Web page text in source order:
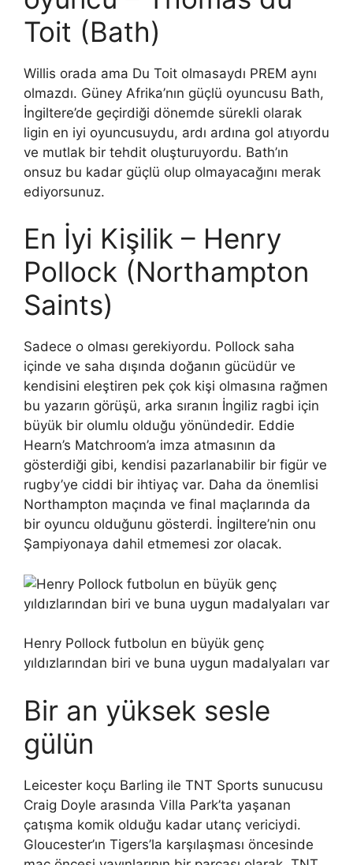
Toit (Bath)
Willis orada ama Du Toit olmasaydı PREM aynı
olmazdı. Güney Afrika’nın güçlü oyuncusu Bath,
İngiltere’de geçirdiği dönemde sürekli olarak
ligin en iyi oyuncusuydu, ardı ardına gol atıyordu
ve mutlak bir tehdit oluşturuyordu. Bath’ın
onsuz bu kadar güçlü olup olmayacağını merak
ediyorsunuz.
En İyi Kişilik – Henry
Pollock (Northampton
Saints)
Sadece o olması gerekiyordu. Pollock saha
içinde ve saha dışında doğanın gücüdür ve
kendisini eleştiren pek çok kişi olmasına rağmen
bu yazarın görüşü, arka sıranın İngiliz ragbi için
büyük bir olumlu olduğu yönündedir. Eddie
Hearn’s Matchroom’a imza atmasının da
gösterdiği gibi, kendisi pazarlanabilir bir figür ve
rugby’ye ciddi bir ihtiyaç var. Daha da önemlisi
Northampton maçında ve final maçlarında da
bir oyuncu olduğunu gösterdi. İngiltere’nin onu
Şampiyonaya dahil etmemesi zor olacak.
Henry Pollock futbolun en büyük genç
yıldızlarından biri ve buna uygun madalyaları var
Bir an yüksek sesle
gülün
Leicester koçu Barling ile TNT Sports sunucusu
Craig Doyle arasında Villa Park’ta yaşanan
çatışma komik olduğu kadar utanç vericiydi.
Gloucester’ın Tigers’la karşılaşması öncesinde